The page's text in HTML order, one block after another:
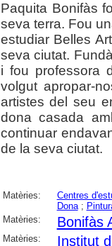
Paquita Bonifàs
seva terra. Fou
estudiar Belles
seva ciutat.
i fou professora
volgut apropar-
artistes del seu
dona casada
continuar
de la seva ciutat.
Matèries: Centres
Dona;
Matèries:
Bonifàs
Matèries: Institut